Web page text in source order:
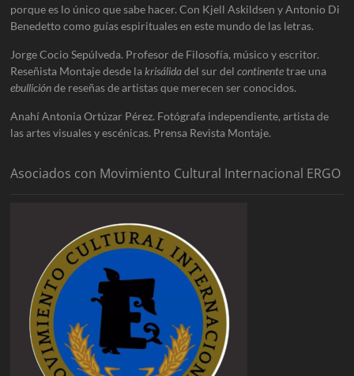
porque es lo único que sabe hacer. Con Kjell Askildsen y Antonio Di
Benedetto como guías espirituales en este mundo de las letras.
Jorge Cocio Sepúlveda. Profesor de Filosofía, músico y escritor.
Reseñista Montaje desde lakrisálidadel sur delcontinentetrae una
ebulliciónde reseñas de artistas que merecen ser conocidos.
Anahí Antonia Ortúzar Pérez. Fotógrafa independiente, artista de
las artes visuales y escénicas. Prensa Revista Montaje.
Asociados con Movimiento Cultural Internacional ERGO